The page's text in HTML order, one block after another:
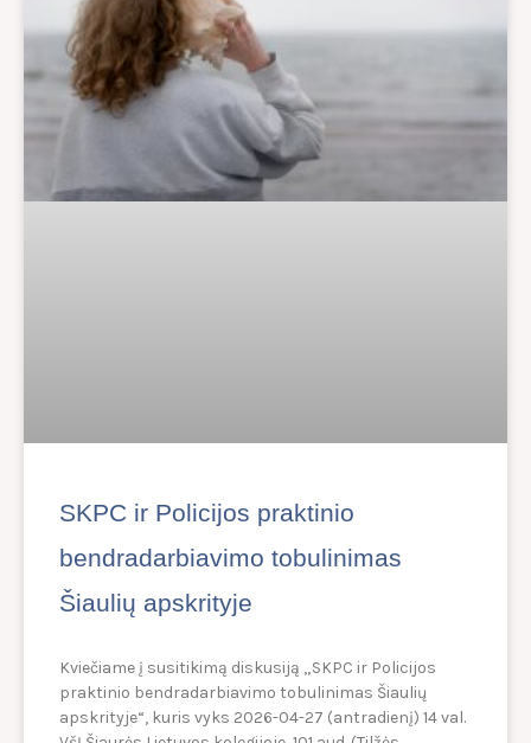
SKPC ir Policijos praktinio
bendradarbiavimo tobulinimas
Šiaulių apskrityje
Kviečiame į susitikimą diskusiją „SKPC ir Policijos
praktinio bendradarbiavimo tobulinimas Šiaulių
apskrityje“, kuris vyks 2026-04-27 (antradienį) 14 val.